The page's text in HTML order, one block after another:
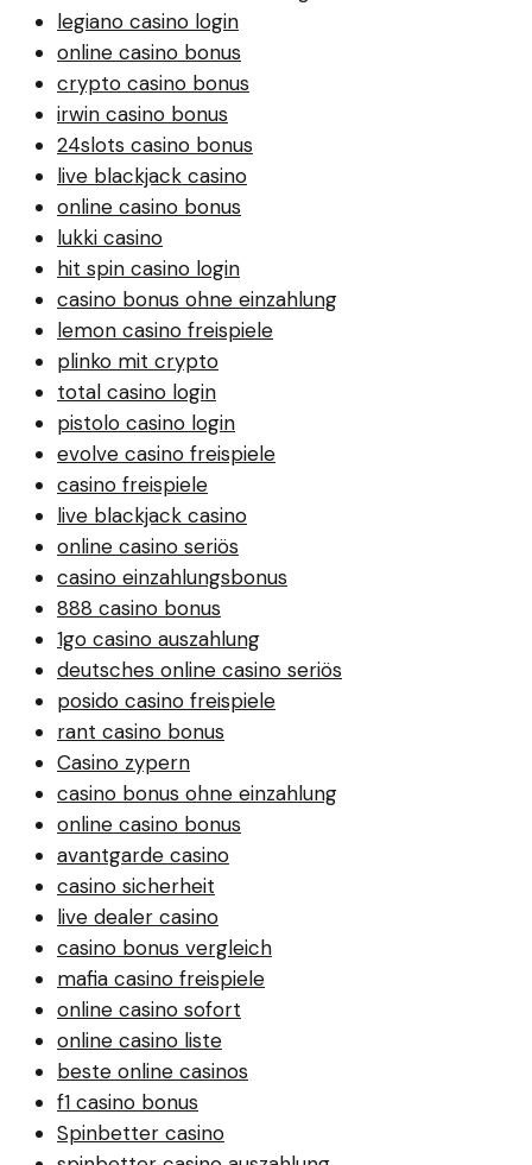
legiano casino login
online casino bonus
crypto casino bonus
irwin casino bonus
24slots casino bonus
live blackjack casino
online casino bonus
lukki casino
hit spin casino login
casino bonus ohne einzahlung
lemon casino freispiele
plinko mit crypto
total casino login
pistolo casino login
evolve casino freispiele
casino freispiele
live blackjack casino
online casino seriös
casino einzahlungsbonus
888 casino bonus
1go casino auszahlung
deutsches online casino seriös
posido casino freispiele
rant casino bonus
Casino zypern
casino bonus ohne einzahlung
online casino bonus
avantgarde casino
casino sicherheit
live dealer casino
casino bonus vergleich
mafia casino freispiele
online casino sofort
online casino liste
beste online casinos
f1 casino bonus
Spinbetter casino